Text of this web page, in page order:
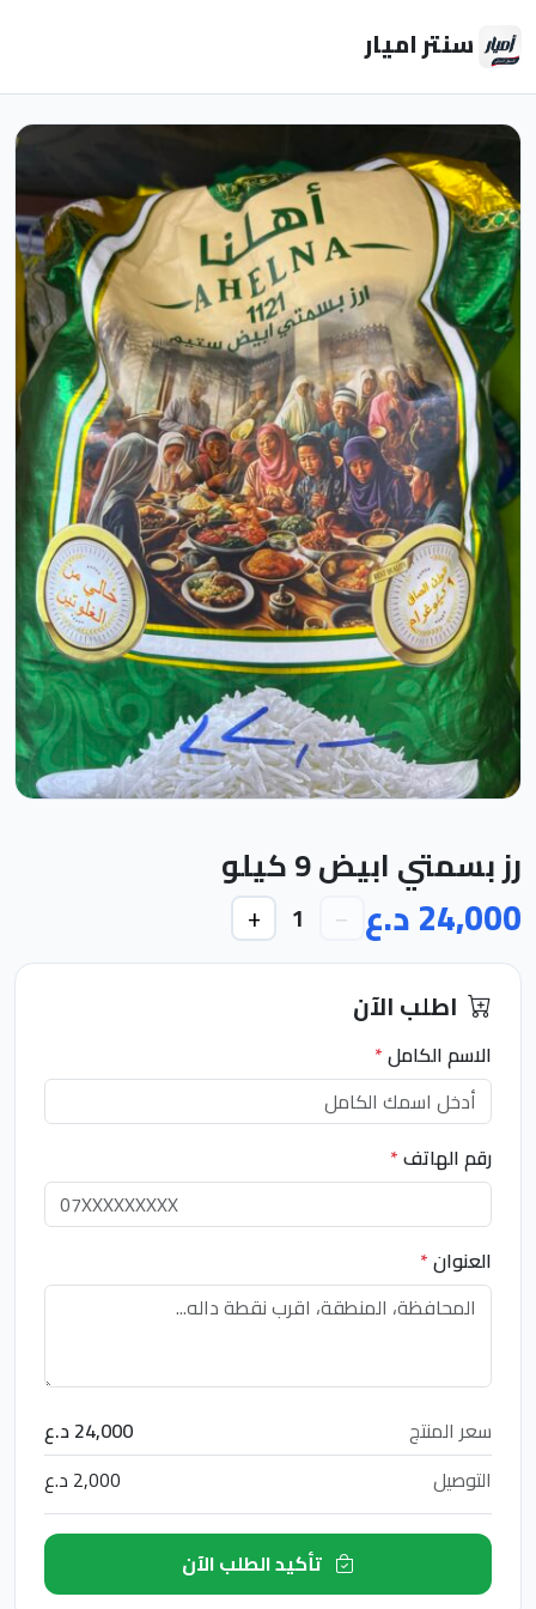
سنتر اميار
رز بسمتي ابيض 9 كيلو
24,000 د.ع −
1
+
اطلب الآن
الاسم الكامل*
رقم الهاتف*
العنوان*
سعر المنتج
24,000 د.ع
التوصيل
2,000 د.ع